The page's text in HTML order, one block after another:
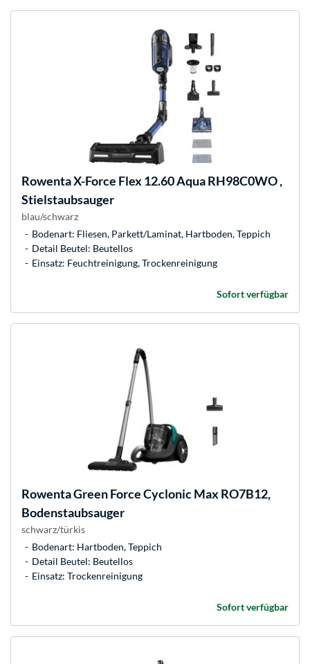
RowentaX-Force Flex 12.60 Aqua RH98C0WO ,
Stielstaubsauger
blau/schwarz
Bodenart: Fliesen, Parkett/Laminat, Hartboden, Teppich
Detail Beutel: Beutellos
Einsatz: Feuchtreinigung, Trockenreinigung
Sofort verfügbar
RowentaGreen Force Cyclonic Max RO7B12,
Bodenstaubsauger
schwarz/türkis
Bodenart: Hartboden, Teppich
Detail Beutel: Beutellos
Einsatz: Trockenreinigung
Sofort verfügbar